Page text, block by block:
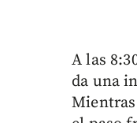
A las
da una